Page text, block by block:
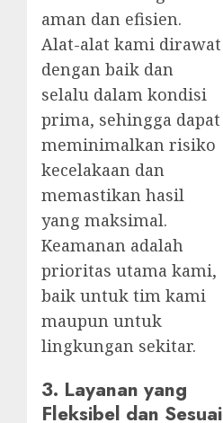
aman dan efisien.
Alat-alat kami dirawat
dengan baik dan
selalu dalam kondisi
prima, sehingga dapat
meminimalkan risiko
kecelakaan dan
memastikan hasil
yang maksimal.
Keamanan adalah
prioritas utama kami,
baik untuk tim kami
maupun untuk
lingkungan sekitar.
3. Layanan yang
Fleksibel dan Sesuai